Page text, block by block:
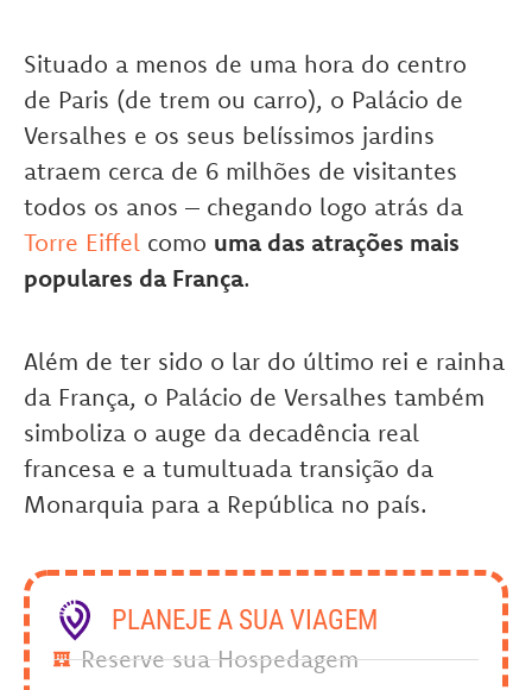
Situado a menos de uma hora do centro
de Paris (de trem ou carro), o Palácio de
Versalhes e os seus belíssimos jardins
atraem cerca de 6 milhões de visitantes
todos os anos – chegando logo atrás da
Torre Eiffel como uma das atrações mais
populares da França.
Além de ter sido o lar do último rei e rainha
da França, o Palácio de Versalhes também
simboliza o auge da decadência real
francesa e a tumultuada transição da
Monarquia para a República no país.
PLANEJE A SUA VIAGEM
Reserve sua Hospedagem